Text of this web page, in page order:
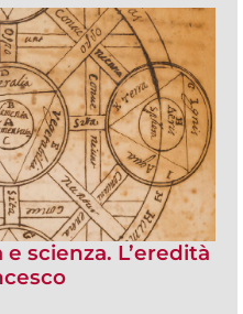
e scienza. L’eredità